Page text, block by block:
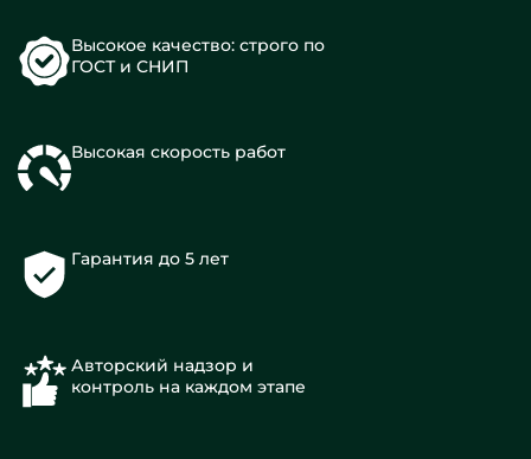
Высокое качество: строго по
ГОСТ и СНИП
Высокая скорость работ
Гарантия до 5 лет
Авторский надзор и
контроль на каждом этапе